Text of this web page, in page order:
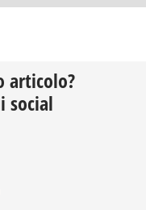
articolo?
social